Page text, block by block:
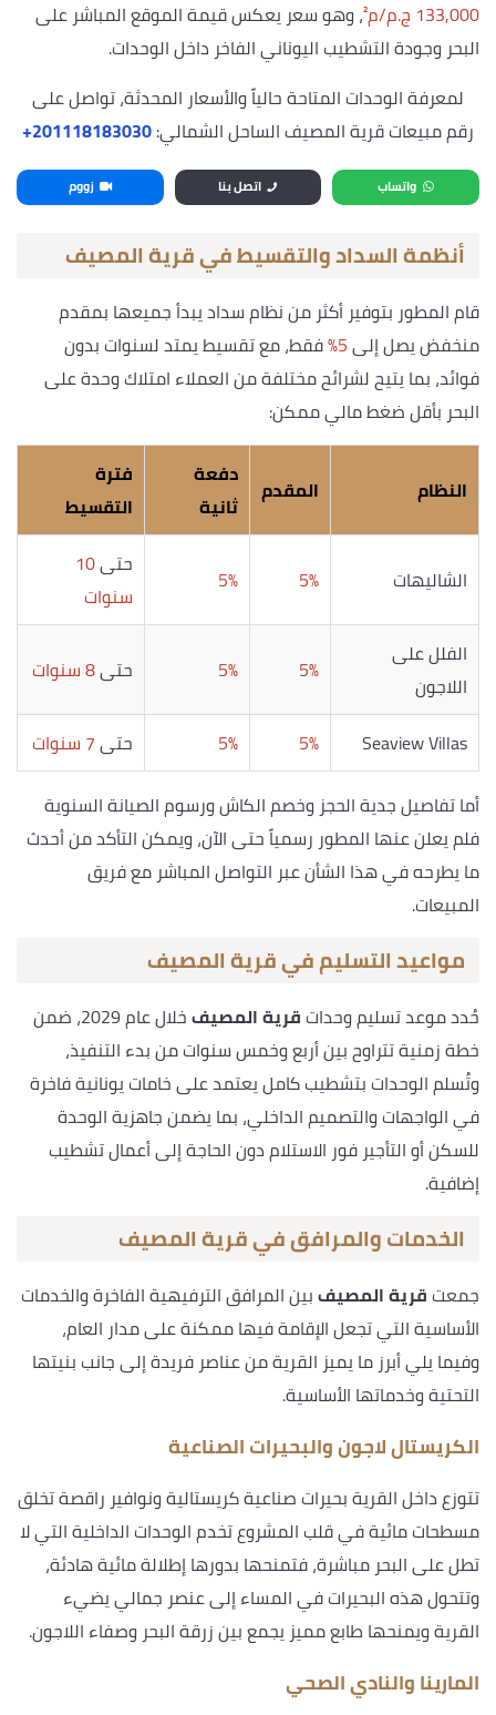
133,000 ج.م/م²
، وهو سعر يعكس قيمة الموقع المباشر على
البحر وجودة التشطيب اليوناني الفاخر داخل الوحدات.
لمعرفة الوحدات المتاحة حالياً والأسعار المحدثة، تواصل على
رقم مبيعات قرية المصيف الساحل الشمالي:‎+201118183030
واتساب اتصل بنا زووم
أنظمة السداد والتقسيط في قرية المصيف
قام المطور بتوفير أكثر من نظام سداد يبدأ جميعها بمقدم
منخفض يصل إلى5% فقط، مع تقسيط يمتد لسنوات بدون
فوائد، بما يتيح لشرائح مختلفة من العملاء امتلاك وحدة على
البحر بأقل ضغط مالي ممكن:
النظام المقدم
دفعة
ثانية
فترة
التقسيط
الشاليهات 5%
5% حتى10
سنوات
الفلل على
اللاجون
5%
5% حتى8 سنوات
Seaview Villas
5%
5% حتى7 سنوات
أما تفاصيل جدية الحجز وخصم الكاش ورسوم الصيانة السنوية
فلم يعلن عنها المطور رسمياً حتى الآن، ويمكن التأكد من أحدث
ما يطرحه في هذا الشأن عبر التواصل المباشر مع فريق
المبيعات.
مواعيد التسليم في قرية المصيف
حُدد موعد تسليم وحدات قرية المصيف
خلال عام 2029، ضمن
خطة زمنية تتراوح بين أربع وخمس سنوات من بدء التنفيذ،
وتُسلم الوحدات بتشطيب كامل يعتمد على خامات يونانية فاخرة
في الواجهات والتصميم الداخلي، بما يضمن جاهزية الوحدة
للسكن أو التأجير فور الاستلام دون الحاجة إلى أعمال تشطيب
إضافية.
الخدمات والمرافق في قرية المصيف
جمعت قرية المصيفبين المرافق الترفيهية الفاخرة والخدمات
الأساسية التي تجعل الإقامة فيها ممكنة على مدار العام،
وفيما يلي أبرز ما يميز القرية من عناصر فريدة إلى جانب بنيتها
التحتية وخدماتها الأساسية.
الكريستال لاجون والبحيرات الصناعية
تتوزع داخل القرية بحيرات صناعية كريستالية ونوافير راقصة تخلق
مسطحات مائية في قلب المشروع تخدم الوحدات الداخلية التي لا
تطل على البحر مباشرة، فتمنحها بدورها إطلالة مائية هادئة،
وتتحول هذه البحيرات في المساء إلى عنصر جمالي يضيء
القرية ويمنحها طابع مميز يجمع بين زرقة البحر وصفاء اللاجون.
المارينا والنادي الصحي